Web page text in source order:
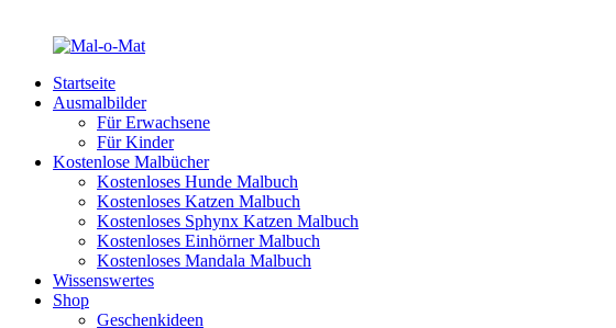
Startseite
Ausmalbilder
Für Erwachsene
Für Kinder
Kostenlose Malbücher
Kostenloses Hunde Malbuch
Kostenloses Katzen Malbuch
Kostenloses Sphynx Katzen Malbuch
Kostenloses Einhörner Malbuch
Kostenloses Mandala Malbuch
Wissenswertes
Shop
Geschenkideen